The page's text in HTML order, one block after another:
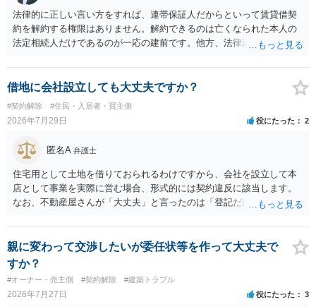
法律的に正しい言い方をすれば、連帯保証人だからといって賃貸借契
約を解約する権限はありません。解約できるのは亡くなられた本人の
法定相続人だけであるのが一応の建前です。他方、法律論はさてお
する動機づけがなくなります。 今回進められつつある手続はあくまで
も、建物を賃貸人に一日も早く明け渡すための便宜的方法として理解
するのが良いと思います。またその方法で進めた方が、連帯保証人で
あるお知り合いさんにとっても、自身の経済的負担を最小限に食い止
められるため望ましいやり方だといえます。
借地に会社設立しても大丈夫ですか？
#契約解除 #住民・入居者・買主側
2026年7月29日 役にたった 2
匿名A 弁護士
住宅用として土地を借りておられるわけですから、会社を設立して本
店として事業を実際に営む場合、形式的には契約違反に該当します。
なお、不動産屋さんが「大丈夫」と言ったのは「登記だけなら実務上
れますが、これは法的な保証ではありません。 ただ、解除まで認めら
れるかどうかについては信頼関係が破壊されたかどうかで判断されま
すので、建物を事務所・店舗用に大きく改築する等までなさらない限
り、リスクはそれほど大きくないかもしれません。 しかしそれでも、
大家さんが契約違反を口実に、将来の更新時に更新料の上乗せを要求
したり、立ち退きを迫る材料に使ったりする可能性は否定できませ
親に変わって交渉したいが委任状等を作って大丈夫で
すか？
#オーナー・売主側 #契約解除 #建築トラブル
2026年7月27日 役にたった 3